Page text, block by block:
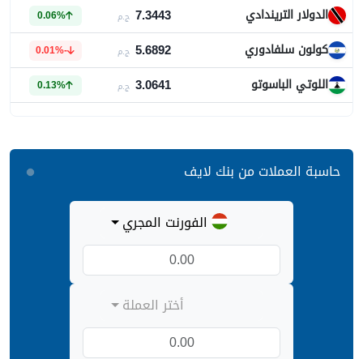
الدولار التريندادي 7.3443 ج.م 0.06%
كولون سلفادوري 5.6892 ج.م -0.01%
اللوتي الباسوتو 3.0641 ج.م 0.13%
حاسبة العملات من بنك لايف
الفورنت المجري
أختر العملة